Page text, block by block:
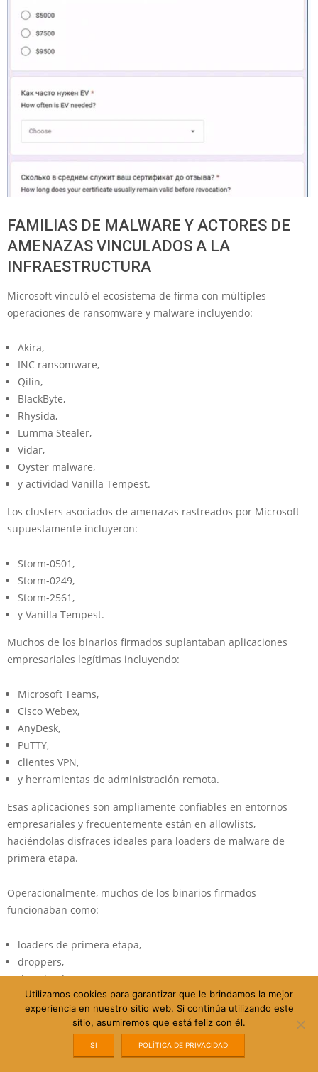
FAMILIAS DE MALWARE Y ACTORES DE
AMENAZAS VINCULADOS A LA
INFRAESTRUCTURA
Microsoft vinculó el ecosistema de firma con múltiples
operaciones de ransomware y malware incluyendo:
Akira,
INC ransomware,
Qilin,
BlackByte,
Rhysida,
Lumma Stealer,
Vidar,
Oyster malware,
y actividad Vanilla Tempest.
Los clusters asociados de amenazas rastreados por Microsoft
supuestamente incluyeron:
Storm-0501,
Storm-0249,
Storm-2561,
y Vanilla Tempest.
Muchos de los binarios firmados suplantaban aplicaciones
empresariales legítimas incluyendo:
Microsoft Teams,
Cisco Webex,
AnyDesk,
PuTTY,
clientes VPN,
y herramientas de administración remota.
Esas aplicaciones son ampliamente confiables en entornos
empresariales y frecuentemente están en allowlists,
haciéndolas disfraces ideales para loaders de malware de
primera etapa.
Operacionalmente, muchos de los binarios firmados
funcionaban como:
loaders de primera etapa,
droppers,
downloaders,
o instaladores de persistencia
en lugar de payloads completos de ransomware por sí mismos.
El objetivo era:
Utilizamos cookies para garantizar que le brindamos la mejor
experiencia en nuestro sitio web. Si continúa utilizando este
sitio, asumiremos que está feliz con él.
SI POLÍTICA DE PRIVACIDAD